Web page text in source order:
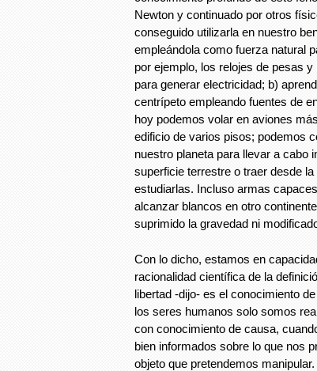
Newton y continuado por otros
conseguido utilizarla en nuestro
empleándola como fuerza natural
por ejemplo, los relojes de pesas
para generar electricidad; b)
centrípeto empleando fuentes de
hoy podemos volar en aviones
edificio de varios pisos; podemos
nuestro planeta para llevar a cabo
superficie terrestre o traer desde
estudiarlas. Incluso armas
alcanzar blancos en otro
suprimido la gravedad ni
Con lo dicho, estamos en
racionalidad científica de la
libertad -dijo- es el conocimiento
los seres humanos solo somos
con conocimiento de causa,
bien informados sobre lo que nos
objeto que pretendemos